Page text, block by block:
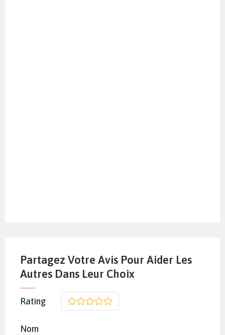
Partagez Votre Avis Pour Aider Les
Autres Dans Leur Choix
Rating 5
4
3
2
Nom